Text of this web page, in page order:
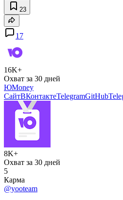
23
17
16K+
Охват за 30 дней
ЮMoney
СайтВКонтактеTelegramGitHub
8K+
Охват за 30 дней
5
Карма
@yooteam